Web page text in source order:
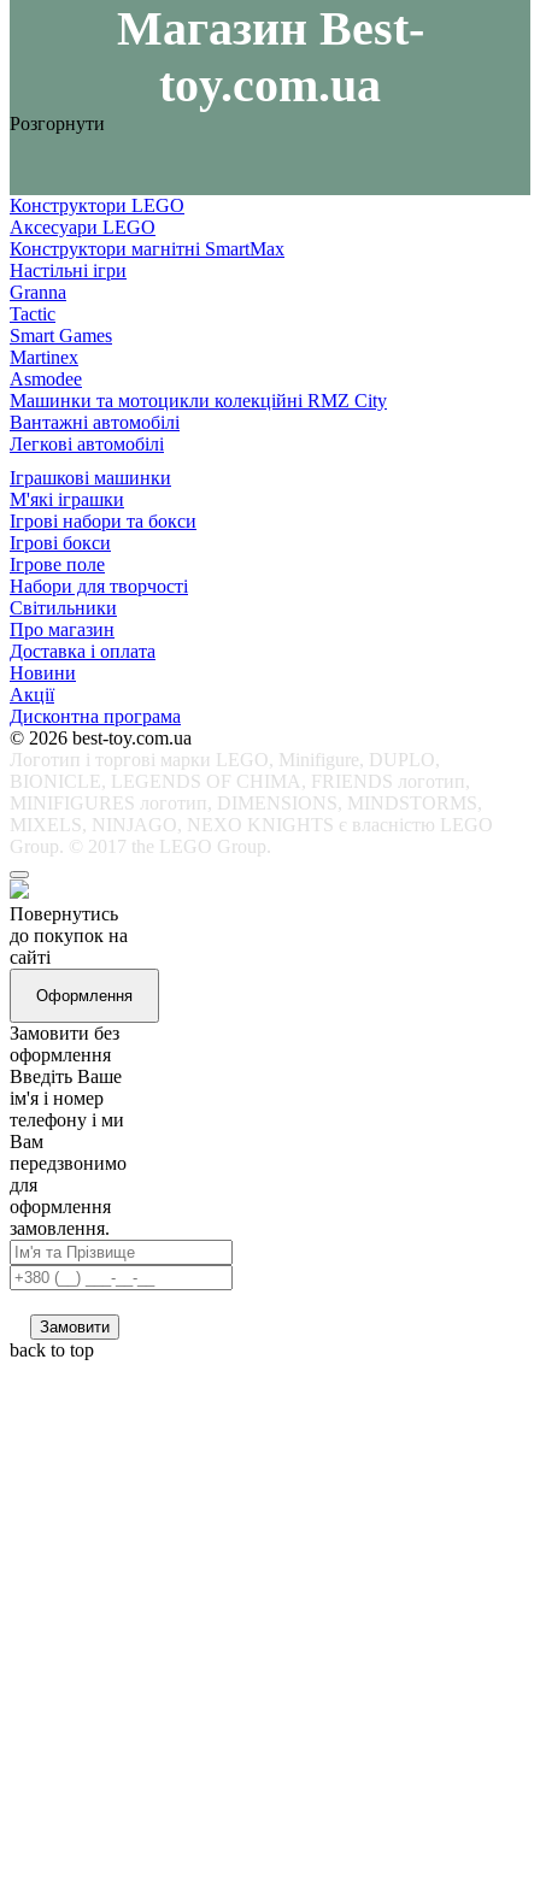
Maгазин Best-
toy.com.ua
Розгорнути
Конструктори LEGO
Аксесуари LEGO
Конструктори магнітні SmartMax
Настільні ігри
Granna
Tactic
Smart Games
Martinex
Asmodee
Машинки та мотоцикли колекційні RMZ City
Вантажні автомобілі
Легкові автомобілі
Іграшкові машинки
М'які іграшки
Ігрові набори та бокси
Ігрові бокси
Ігрове поле
Набори для творчості
Світильники
Про магазин
Доставка і оплата
Новини
Акції
Дисконтна програма
© 2026 best-toy.com.ua
Логотип і торгові марки LEGO, Minifigure, DUPLO,
BIONICLE, LEGENDS OF CHIMA, FRIENDS логотип,
MINIFIGURES логотип, DIMENSIONS, MINDSTORMS,
MIXELS, NINJAGO, NEXO KNIGHTS є власністю LEGO
Group. © 2017 the LEGO Group.
Повернутись
до покупок на
сайті
Оформлення
Замовити без
оформлення
Введіть Ваше
ім'я і номер
телефону і ми
Вам
передзвонимо
для
оформлення
замовлення.
Замовити
back to top